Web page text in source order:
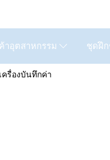
าอุตสาหกรรม ชุดฝึ
เครื่องบันทึกค่า